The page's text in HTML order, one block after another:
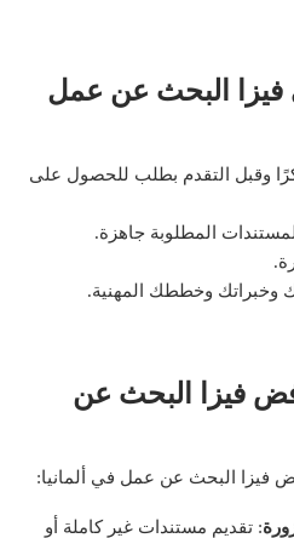
البحث عن عمل
وقبل التقدم بطلب للحصول على
المطلوبة جاهزة.
وخبراتك وخططك المهنية.
فيزا البحث عن
فيزا البحث عن عمل في ألمانيا:
: تقديم مستندات غير كاملة أو